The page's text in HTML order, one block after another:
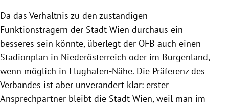
Da das Verhältnis zu den zuständigen
Funktionsträgern der Stadt Wien durchaus ein
besseres sein könnte, überlegt der ÖFB auch einen
Stadionplan in Niederösterreich oder im Burgenland,
wenn möglich in Flughafen-Nähe. Die Präferenz des
Verbandes ist aber unverändert klar: erster
Ansprechpartner bleibt die Stadt Wien, weil man im